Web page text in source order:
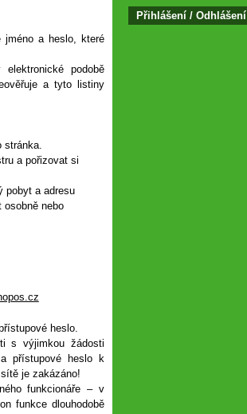
jméno a heslo, které
podobě
a tyto listiny
stránka.
a pořizovat si
pobyt a adresu
osobně nebo
heslo.
s výjimkou žádosti
přístupové heslo k
je zakázáno!
funkcionáře – v
funkce dlouhodobě
Přihlášení / Odhlášení